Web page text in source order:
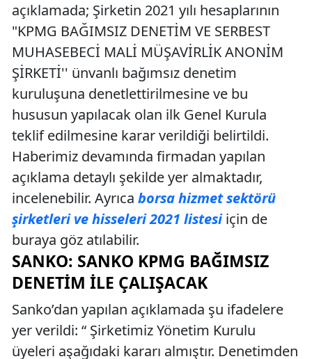
açıklamada; Şirketin 2021 yılı hesaplarının
"KPMG BAĞIMSIZ DENETİM VE SERBEST
MUHASEBECİ MALİ MÜŞAVİRLİK ANONİM
ŞİRKETİ'' ünvanlı bağımsız denetim
kuruluşuna denetlettirilmesine ve bu
hususun yapılacak olan ilk Genel Kurula
teklif edilmesine karar verildiği belirtildi.
Haberimiz devamında firmadan yapılan
açıklama detaylı şekilde yer almaktadır,
incelenebilir. Ayrıca borsa hizmet sektörü
şirketleri ve hisseleri 2021 listesiiçin de
buraya göz atılabilir.
SANKO: SANKO KPMG BAĞIMSIZ
DENETIM İLE ÇALIŞACAK
Sanko’dan yapılan açıklamada şu ifadelere
yer verildi: “ Şirketimiz Yönetim Kurulu
üyeleri aşağıdaki kararı almıştır. Denetimden